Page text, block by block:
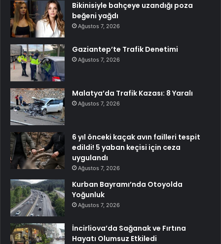
Bikinisiyle bahçeye uzandığı poza
beğeni yağdı
Ağustos 7, 2026
Gaziantep’te Trafik Denetimi
Ağustos 7, 2026
Malatya’da Trafik Kazası: 8 Yaralı
Ağustos 7, 2026
6 yıl önceki kaçak avın failleri tespit
edildi! 5 yaban keçisi için ceza
uygulandı
Ağustos 7, 2026
Kurban Bayramı’nda Otoyolda
Yoğunluk
Ağustos 7, 2026
İncirliova’da Sağanak ve Fırtına
Hayatı Olumsuz Etkiledi